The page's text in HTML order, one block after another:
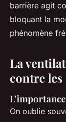
barrière agit
bloquant la
phénomène
La
contre
On oublie